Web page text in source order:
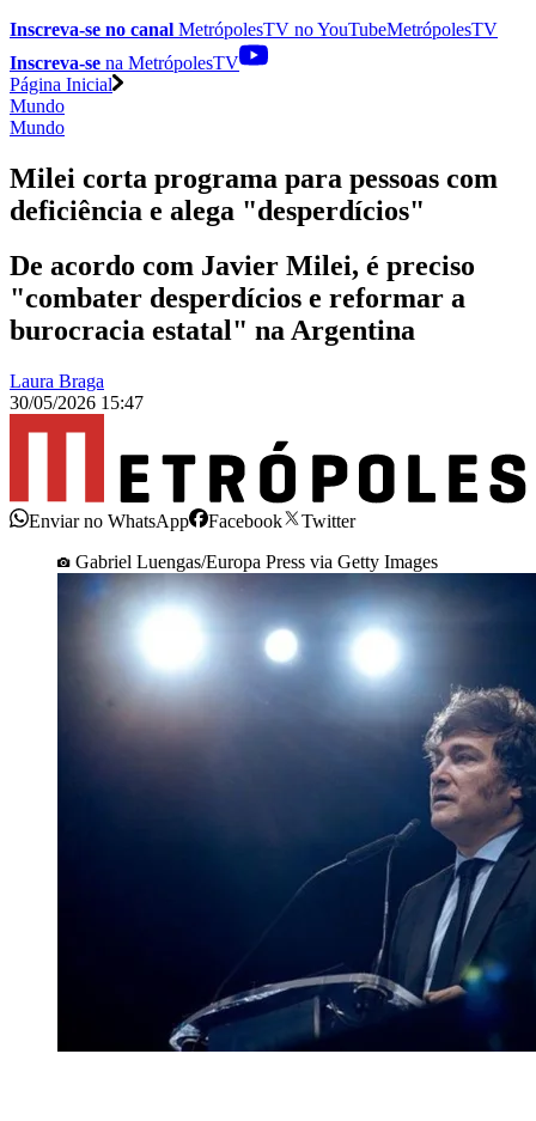
Inscreva-se no canal MetrópolesTV noYouTubeMetrópolesTV
Inscreva-se na MetrópolesTV
Página Inicial
Mundo
Mundo
Milei corta programa para pessoas com
deficiência e alega "desperdícios"
De acordo com Javier Milei, é preciso
"combater desperdícios e reformar a
burocracia estatal" na Argentina
Laura Braga
30/05/2026 15:47
Enviar no WhatsApp Facebook
Twitter
Gabriel Luengas/Europa Press via Getty Images